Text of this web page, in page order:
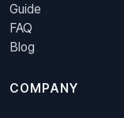
Guide
FAQ
Blog
COMPANY